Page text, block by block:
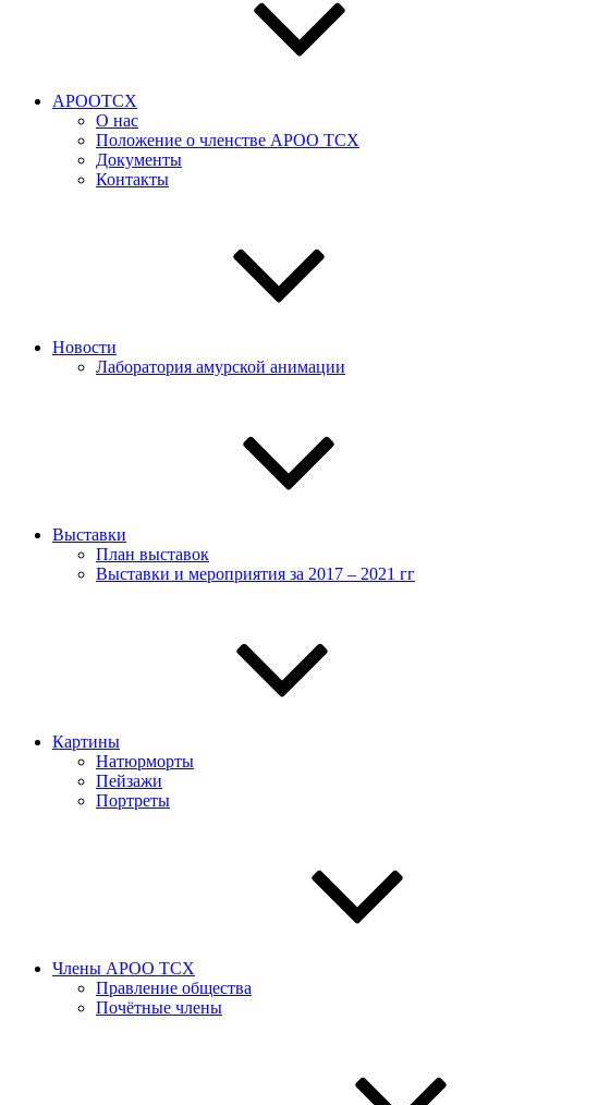
АРООТСХ
О нас
Положение о членстве АРОО ТСХ
Документы
Контакты
Новости
Лаборатория амурской анимации
Выставки
План выставок
Выставки и мероприятия за 2017 – 2021 гг
Картины
Натюрморты
Пейзажи
Портреты
Члены АРОО ТСХ
Правление общества
Почётные члены